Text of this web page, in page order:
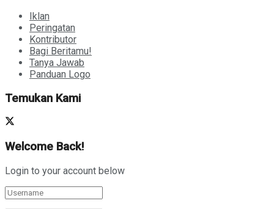
Iklan
Peringatan
Kontributor
Bagi Beritamu!
Tanya Jawab
Panduan Logo
Temukan Kami
Welcome Back!
Login to your account below